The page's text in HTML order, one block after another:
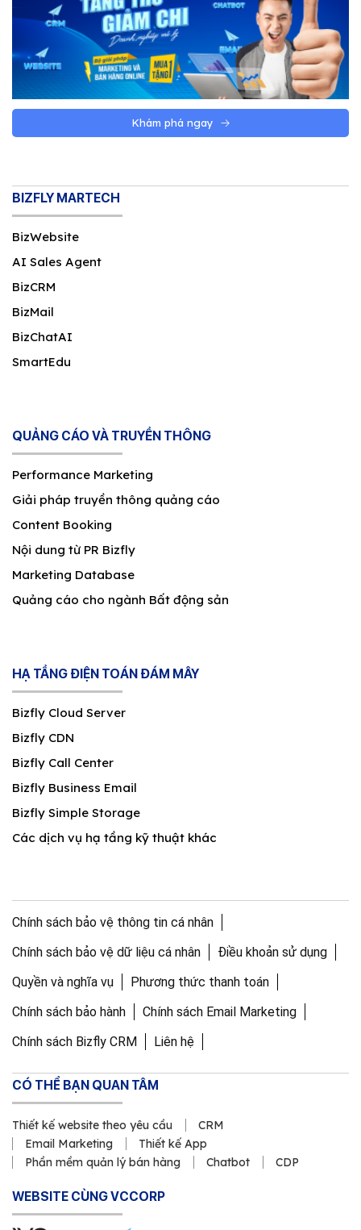
Khám phá ngay
BIZFLY MARTECH
BizWebsite
AI Sales Agent
BizCRM
BizMail
BizChatAI
SmartEdu
QUẢNG CÁO VÀ TRUYỀN THÔNG
Performance Marketing
Giải pháp truyền thông quảng cáo
Content Booking
Nội dung từ PR Bizfly
Marketing Database
Quảng cáo cho ngành Bất động sản
HẠ TẦNG ĐIỆN TOÁN ĐÁM MÂY
Bizfly Cloud Server
Bizfly CDN
Bizfly Call Center
Bizfly Business Email
Bizfly Simple Storage
Các dịch vụ hạ tầng kỹ thuật khác
Chính sách bảo vệ thông tin cá nhân
Chính sách bảo vệ dữ liệu cá nhân
Điều khoản sử dụng
Quyền và nghĩa vụ
Phương thức thanh toán
Chính sách bảo hành
Chính sách Email Marketing
Chính sách Bizfly CRM
Liên hệ
CÓ THỂ BẠN QUAN TÂM
Thiết kế website theo yêu cầu
CRM
Email Marketing
Thiết kế App
Phần mềm quản lý bán hàng
Chatbot CDP
WEBSITE CÙNG VCCORP